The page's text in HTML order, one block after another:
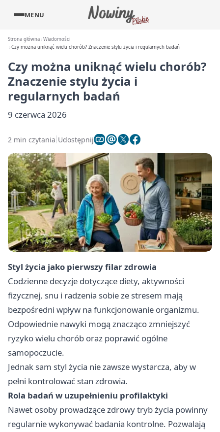
MENU
Strona główna Wiadomości
Czy można uniknąć wielu chorób? Znaczenie stylu życia i regularnych badań
Czy można uniknąć wielu chorób?
Znaczenie stylu życia i
regularnych badań
9 czerwca 2026
2 min czytania Udostępnij
Styl życia jako pierwszy filar zdrowia
Codzienne decyzje dotyczące diety, aktywności
fizycznej, snu i radzenia sobie ze stresem mają
bezpośredni wpływ na funkcjonowanie organizmu.
Odpowiednie nawyki mogą znacząco zmniejszyć
ryzyko wielu chorób oraz poprawić ogólne
samopoczucie.
Jednak sam styl życia nie zawsze wystarcza, aby w
pełni kontrolować stan zdrowia.
Rola badań w uzupełnieniu profilaktyki
Nawet osoby prowadzące zdrowy tryb życia powinny
regularnie wykonywać badania kontrolne. Pozwalają